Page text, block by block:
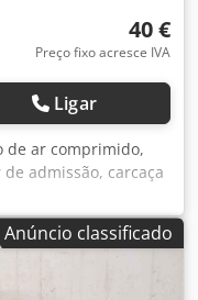
40 €
Preço fixo acresce IVA
Ligar
de ar comprimido,
admissão, carcaça
de ar para gerador
Duralife SMP
ar disponíveis -
x 420 mm - Peso:
Anúncio classificado